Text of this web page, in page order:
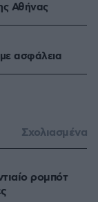
Αθήνας
ασφάλεια
Σχολιασμένα
ρομπότ